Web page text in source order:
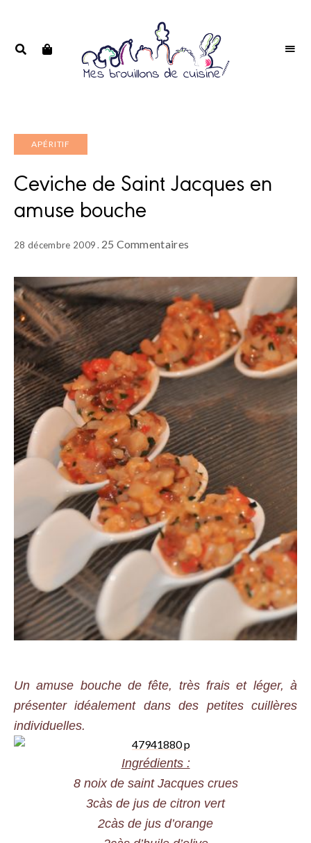
APÉRITIF
Ceviche de Saint Jacques en
amuse bouche
28 décembre 2009 25 Commentaires
Un amuse bouche de fête, très frais et léger, à
présenter idéalement dans des petites cuillères
individuelles.
Ingrédients :
8 noix de saint Jacques crues
3càs de jus de citron vert
2càs de jus d’orange